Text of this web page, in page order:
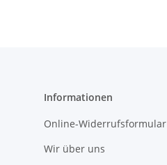
Informationen
Online-Widerrufsformular
Wir über uns